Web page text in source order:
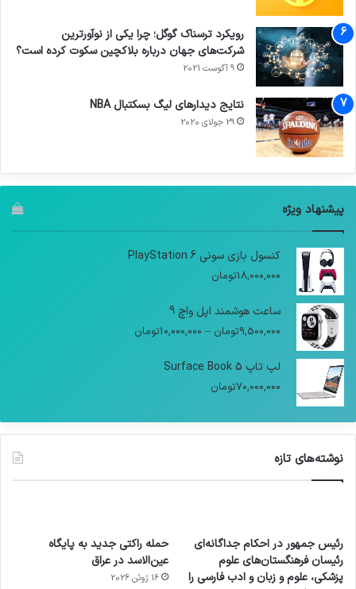
رویکرد ترسناک گوگل؛ چرا یکی از نوآورترین
شرکت‌های جهان درباره بلاکچین سکوت کرده است؟
9 آگوست 2021
نتایج دیدار‌های لیگ بسکتبال NBA
29 جولای 2020
پیشنهاد ویژه
کنسول بازی سونی PlayStation 6
18,000,000تومان
ساعت هوشمند اپل واچ 9
9,500,000تومان –
10,000,000تومان
لپ تاپ Surface Book 5
70,000,000تومان
نوشته‌های تازه
رئیس جمهور در احکام جداگانه‌ای
رئیسان فرهنگستان‌های علوم
پزشکی، علوم و زبان و ادب فارسی را
حمله راکتی جدید به پایگاه
عین‌الاسد در عراق
16 ژوئن 2026